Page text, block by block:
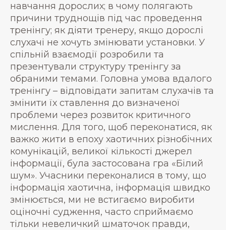
навчання дорослих; в чому полягають
причини труднощів під час проведення
тренінгу; як діяти тренеру, якщо дорослі
слухачі не хочуть змінювати установки. У
спільній взаємодії розробили та
презентували структуру тренінгу за
обраними темами. Головна умова вдалого
тренінгу – відповідати запитам слухачів та
змінити їх ставлення до визначеної
проблеми через розвиток критичного
мислення. Для того, щоб переконатися, як
важко жити в епоху хаотичних різнобічних
комунікацій, великої кількості джерел
інформації, була застосована гра «Білий
шум». Учасники переконалися в тому, що
інформація хаотична, інформація швидко
змінюється, ми не встигаємо виробити
оціночні судження, часто сприймаємо
тільки невеличкий шматочок правди,